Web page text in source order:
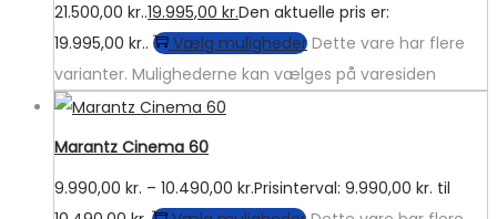
21.500,00 kr..19.995,00 kr.Den aktuelle pris er:
19.995,00 kr..
Vælg muligheder Dette vare har flere
varianter. Mulighederne kan vælges på varesiden
Marantz Cinema 60
9.990,00 kr. – 10.490,00 kr.Prisinterval: 9.990,00 kr. til